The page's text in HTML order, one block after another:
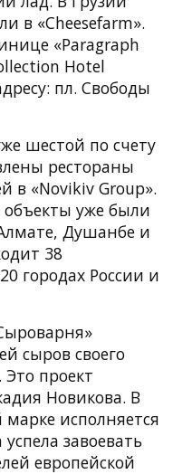
в «Cheesefarm».
«Paragraph
Hotel
пл. Свободы
шестой по счету
рестораны
в «Novikiv Group».
уже были
Душанбе и
38
городах России и
сыров своего
Это проект
Новикова. В
марке исполняется
завоевать
европейской